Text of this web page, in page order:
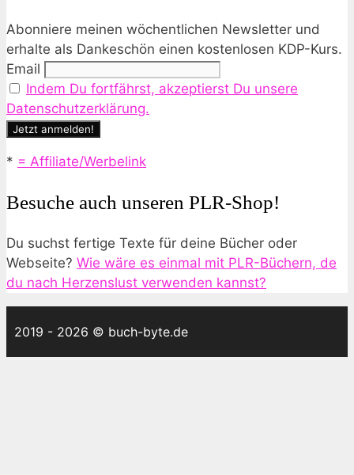
Abonniere meinen wöchentlichen Newsletter und
erhalte als Dankeschön einen kostenlosen KDP-Kurs.
Email
Indem Du fortfährst, akzeptierst Du unsere
Datenschutzerklärung.
* = Affiliate/Werbelink
Besuche auch unseren PLR-Shop!
Du suchst fertige Texte für deine Bücher oder
Webseite? Wie wäre es einmal mit PLR-Büchern, de
du nach Herzenslust verwenden kannst?
2019 - 2026 © buch-byte.de